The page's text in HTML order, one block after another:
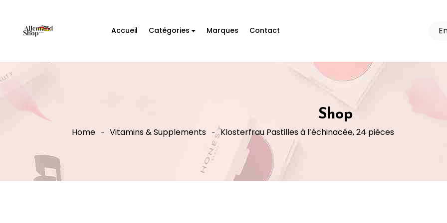
Accueil Catégories Marques Contact
Shop
Home Vitamins & Supplements Klosterfrau Pastilles à l’échinacée, 24 pièces